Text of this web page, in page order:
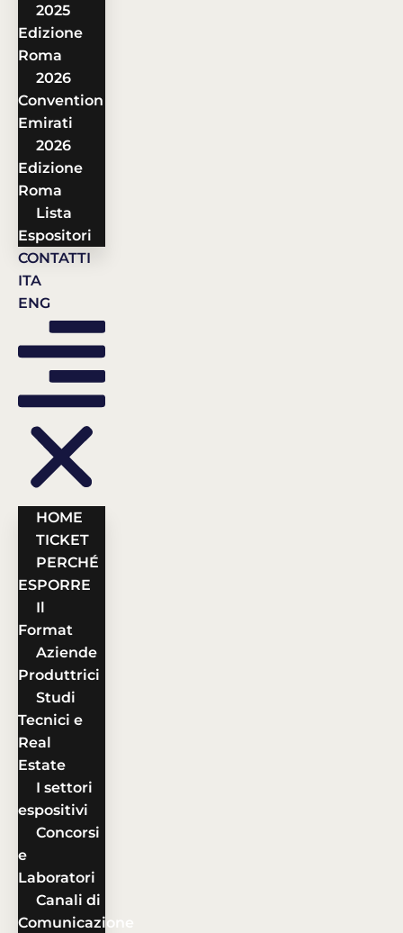
2025
Edizione
Roma
2026
Convention
Emirati
2026
Edizione
Roma
Lista
Espositori
CONTATTI
ITA
ENG
HOME
TICKET
PERCHÉ
ESPORRE
Il
Format
Aziende
Produttrici
Studi
Tecnici e
Real
Estate
I settori
espositivi
Concorsi
e
Laboratori
Canali di
Comunicazione